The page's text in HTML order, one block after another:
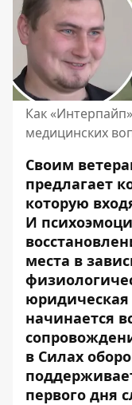
Как
медицинских
Своим
предлагает
которую
И
места в
начинается
в Силах
первого дня